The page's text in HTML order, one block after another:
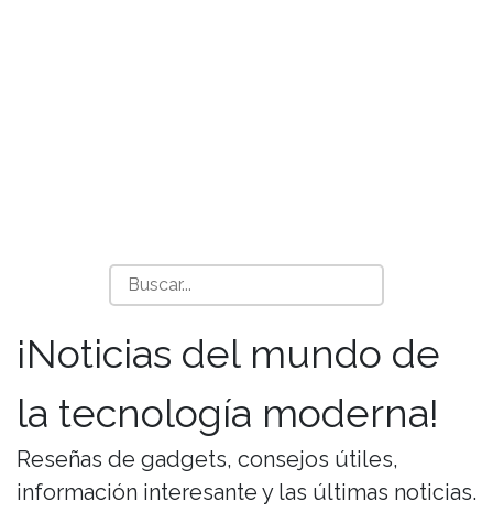
¡Noticias del mundo de
la tecnología moderna!
Reseñas de gadgets, consejos útiles,
información interesante y las últimas noticias.